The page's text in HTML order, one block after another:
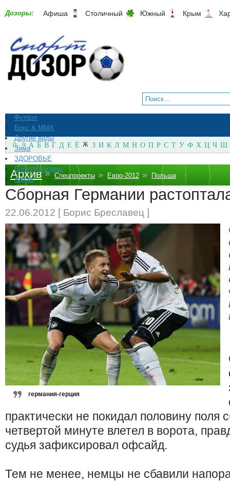
Дозоры: Афиша Столичный Южный Крым
Футбол
Бокс & ММА
Другие виды
Зима
ЗДОРОВЬЕ
СпортМагазины
Архив
0 - 9 А Б В Г Д Е Ё Ж З И К Л М Н О П Р С Т У Ф Х Ц Ч Ш
Архив Спецпроекты Евро-2012 Польша
Сборная Германии
22.06.2012 [ Борис Бреславец ]
германия-герция
практически не покидал половину поля
четвертой минуте влетел в ворота,
судья зафиксировал офсайд.
Тем не менее, немцы не сбавили